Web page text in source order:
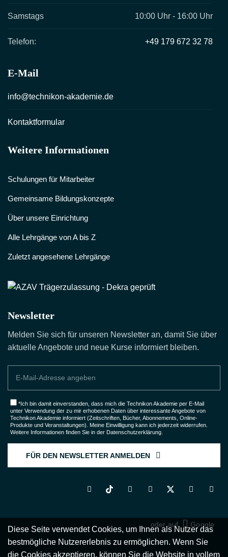
Samstags 10:00 Uhr - 16:00 Uhr
Telefon: +49 179 672 32 78
E-Mail
info@technikon-akademie.de
Kontaktformular
Weitere Informationen
Schulungen für Mitarbeiter
Gemeinsame Bildungskonzepte
Über unsere Einrichtung
Alle Lehrgänge von A bis Z
Zuletzt angesehene Lehrgänge
Newsletter
Melden Sie sich für unseren Newsletter an, damit Sie über
aktuelle Angebote und neue Kurse informiert bleiben.
*Ich bin damit einverstanden, dass mich die Technikon Akademie per E-Mail
unter Verwendung der zu mir erhobenen Daten über interessante Angebote von
Technikon Akademie informiert (Zeitschriften, Bücher, Abonnements, Online-
Produkte und Veranstaltungen). Meine Einwilligung kann ich jederzeit widerrufen.
Weitere Informationen finden Sie in der Datenschutzerklärung
FÜR DEN NEWSLETTER ANMELDEN
oder auf Google
Diese Seite verwendet Cookies, um Ihnen als Nutzer das
bestmögliche Nutzererlebnis zu ermöglichen. Wenn Sie
die Cookies akzeptieren, können Sie die Website in vollem